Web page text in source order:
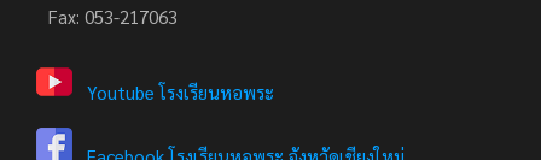
Fax: 053-217063
Youtube โรงเรียนหอพระ